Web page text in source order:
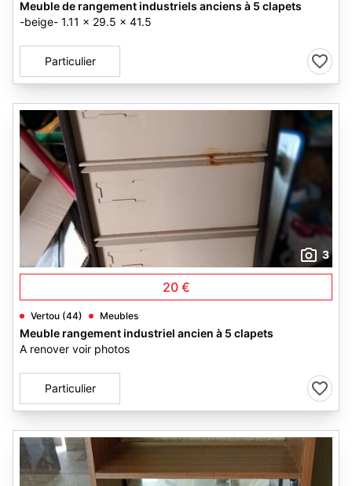
Meuble de rangement industriels anciens à 5 clapets
-beige- 1.11 x 29.5 x 41.5
Particulier
3
20 €
Vertou (44) Meubles
Meuble rangement industriel ancien à 5 clapets
A renover voir photos
Particulier